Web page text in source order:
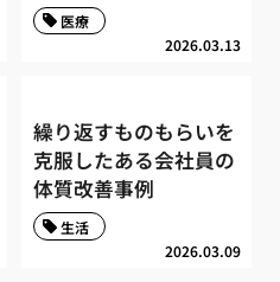
2026.03.13
医療
繰り返すものもらいを
克服したある会社員の
体質改善事例
2026.03.09
生活